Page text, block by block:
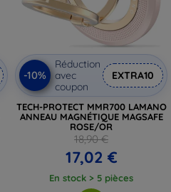
-10%
Réduction
avec
coupon
EXTRA10
TECH-PROTECT MMR700 LAMANO
ANNEAU MAGNÉTIQUE MAGSAFE
ROSE/OR
18,90 €
17,02 €
En stock > 5 pièces